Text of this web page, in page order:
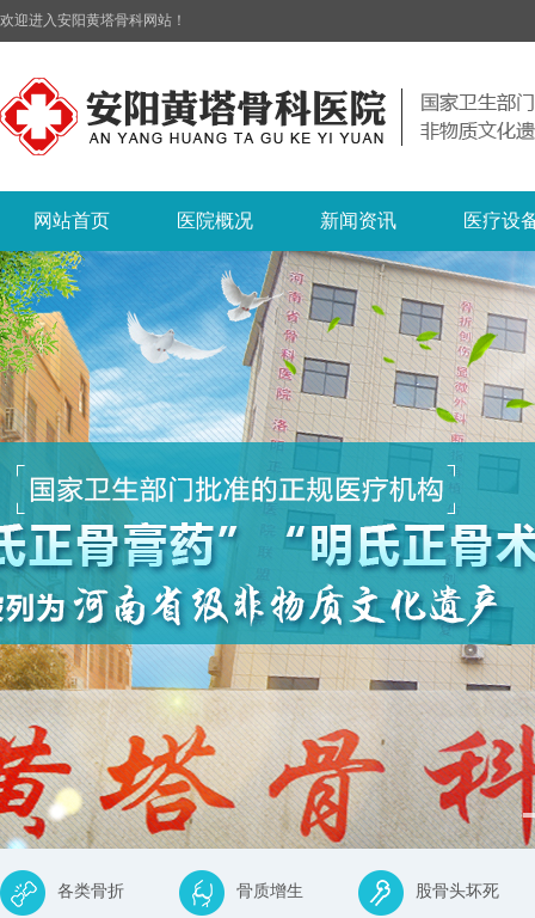
欢迎进入安阳黄塔骨科网站！
网站首页 医院概况 新闻资讯 医疗设
各类骨折 骨质增生 股骨头坏死